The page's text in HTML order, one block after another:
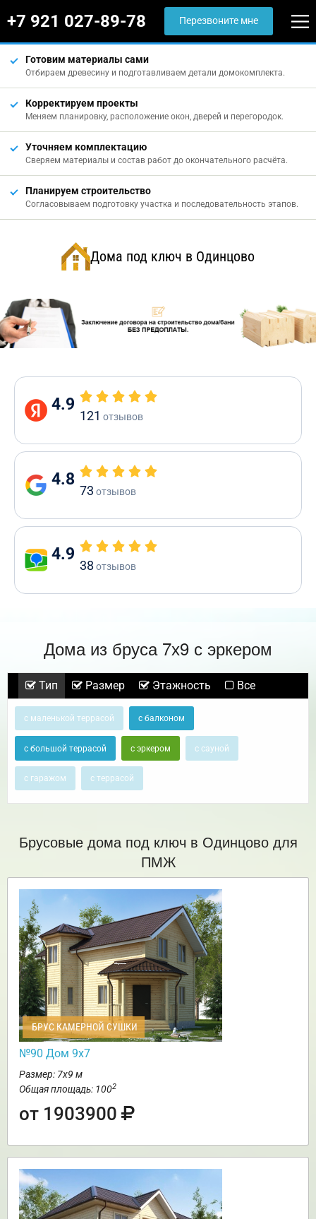
+7 921 027-89-78 Перезвоните мне
Готовим материалы сами
Отбираем древесину и подготавливаем детали домокомплекта.
Корректируем проекты
Меняем планировку, расположение окон, дверей и перегородок.
Уточняем комплектацию
Сверяем материалы и состав работ до окончательного расчёта.
Планируем строительство
Согласовываем подготовку участка и последовательность этапов.
Дома под ключ в Одинцово
4.9
121 отзывов
4.8
73 отзывов
4.9
38 отзывов
Дома из бруса 7х9 с эркером
Тип Размер Этажность Все
с маленькой террасой с балконом
с большой террасой с эркером с сауной
с гаражом с террасой
Брусовые дома под ключ в Одинцово для
ПМЖ
БРУС КАМЕРНОЙ СУШКИ
№90 Дом 9х7
Размер: 7х9 м
Общая площадь: 1002
от 1903900